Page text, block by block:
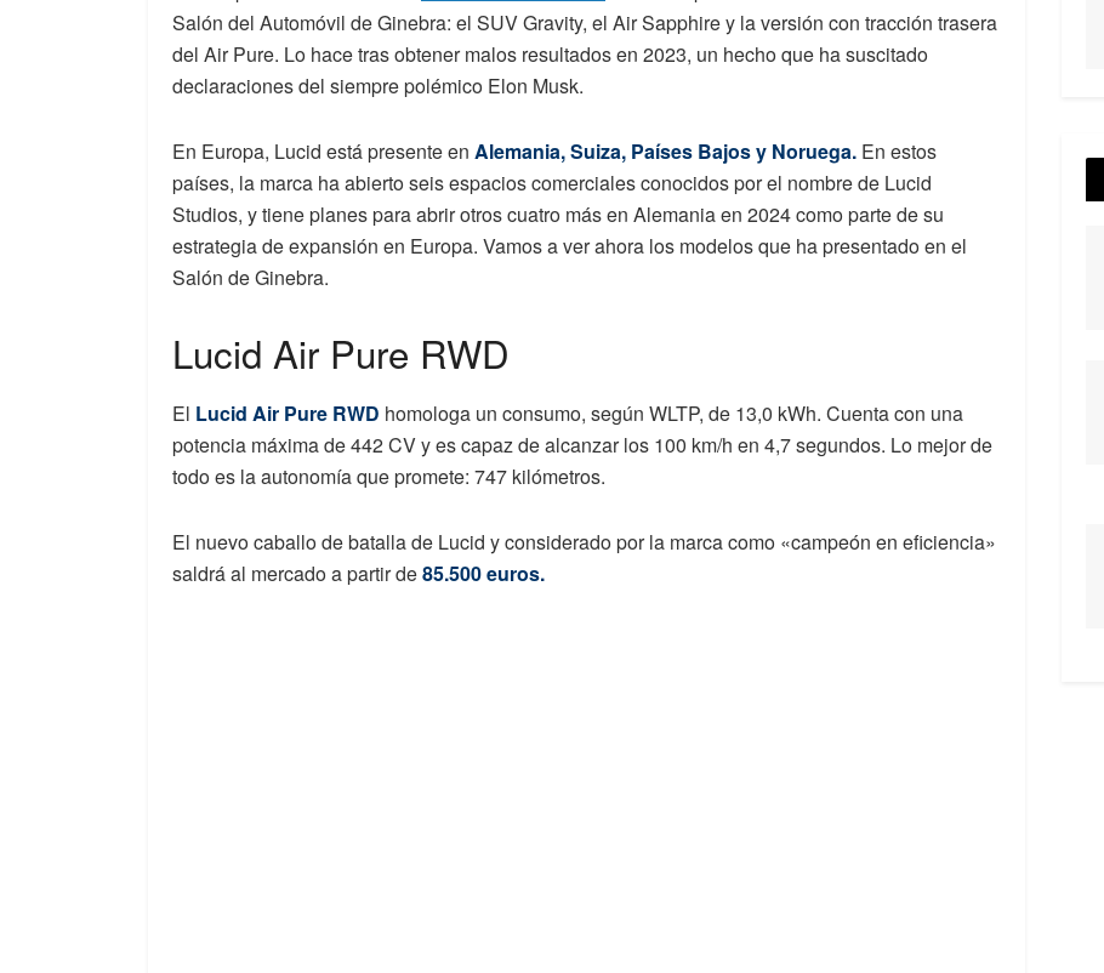
Salón del Automóvil de Ginebra: el SUV Gravity, el Air Sapphire y la versión con tracción trasera
del Air Pure. Lo hace tras obtener malos resultados en 2023, un hecho que ha suscitado
declaraciones del siempre polémico Elon Musk.
En Europa, Lucid está presente en Alemania, Suiza, Países Bajos y Noruega. En estos
países, la marca ha abierto seis espacios comerciales conocidos por el nombre de Lucid
Studios, y tiene planes para abrir otros cuatro más en Alemania en 2024 como parte de su
estrategia de expansión en Europa. Vamos a ver ahora los modelos que ha presentado en el
Salón de Ginebra.
Lucid Air Pure RWD
El Lucid Air Pure RWD homologa un consumo, según WLTP, de 13,0 kWh. Cuenta con una
potencia máxima de 442 CV y es capaz de alcanzar los 100 km/h en 4,7 segundos. Lo mejor de
todo es la autonomía que promete: 747 kilómetros.
El nuevo caballo de batalla de Lucid y considerado por la marca como «campeón en eficiencia»
saldrá al mercado a partir de85.500 euros.